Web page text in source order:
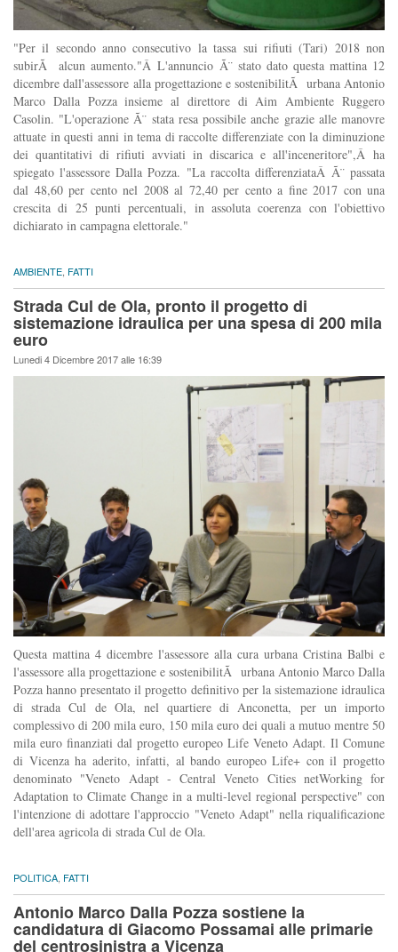
"Per il secondo anno consecutivo la tassa sui rifiuti (Tari) 2018 non
subirÃ alcun aumento."Â L'annuncio Ã¨ stato dato questa mattina 12
dicembre dall'assessore alla progettazione e sostenibilitÃ urbana Antonio
Marco Dalla Pozza insieme al direttore di Aim Ambiente Ruggero
Casolin. "L'operazione Ã¨ stata resa possibile anche grazie alle manovre
attuate in questi anni in tema di raccolte differenziate con la diminuzione
dei quantitativi di rifiuti avviati in discarica e all'inceneritore",Â ha
spiegato l'assessore Dalla Pozza. "La raccolta differenziataÂ Ã¨ passata
dal 48,60 per cento nel 2008 al 72,40 per cento a fine 2017 con una
crescita di 25 punti percentuali, in assoluta coerenza con l'obiettivo
dichiarato in campagna elettorale."
AMBIENTE, FATTI
Strada Cul de Ola, pronto il progetto di
sistemazione idraulica per una spesa di 200 mila
euro
Lunedi 4 Dicembre 2017 alle 16:39
Questa mattina 4 dicembre l'assessore alla cura urbana Cristina Balbi e
l'assessore alla progettazione e sostenibilitÃ urbana Antonio Marco Dalla
Pozza hanno presentato il progetto definitivo per la sistemazione idraulica
di strada Cul de Ola, nel quartiere di Anconetta, per un importo
complessivo di 200 mila euro, 150 mila euro dei quali a mutuo mentre 50
mila euro finanziati dal progetto europeo Life Veneto Adapt. Il Comune
di Vicenza ha aderito, infatti, al bando europeo Life+ con il progetto
denominato "Veneto Adapt - Central Veneto Cities netWorking for
Adaptation to Climate Change in a multi-level regional perspective" con
l'intenzione di adottare l'approccio "Veneto Adapt" nella riqualificazione
dell'area agricola di strada Cul de Ola.
POLITICA FATTI
Antonio Marco Dalla Pozza sostiene la
candidatura di Giacomo Possamai alle primarie
del centrosinistra a Vicenza